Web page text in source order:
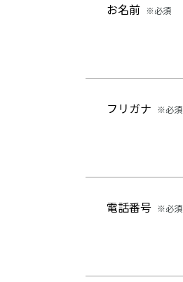
お名前 ※必須
フリガナ ※必須
電話番号 ※必須